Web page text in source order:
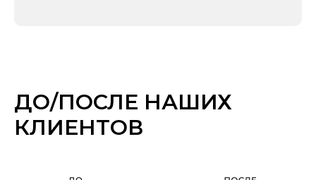
ДО/ПОСЛЕ НАШИХ
КЛИЕНТОВ